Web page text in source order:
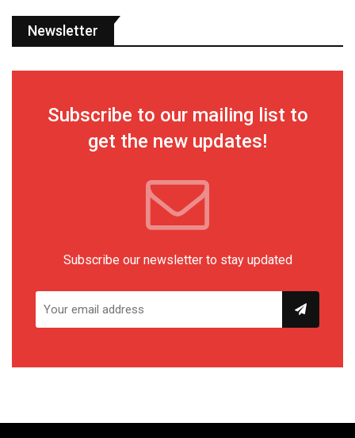
Newsletter
Subscribe to our mailing list to
get the new updates!
Subscribe our newsletter to stay updated